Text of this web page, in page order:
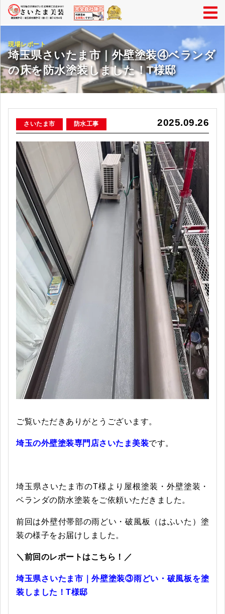
現場レポート
埼玉県さいたま市｜外壁塗装④ベランダ
の床を防水塗装しました！T様邸
2025.09.26
さいたま市 防水工事
ご覧いただきありがとうございます。
埼玉の外壁塗装専門店さいたま美装です。
埼玉県さいたま市のT様より屋根塗装・外壁塗装・
ベランダの防水塗装をご依頼いただきました。
前回は外壁付帯部の雨どい・破風板（はふいた）塗
装の様子をお届けしました。
＼前回のレポートはこちら！／
埼玉県さいたま市｜外壁塗装③雨どい・破風板を塗
装しました！T様邸